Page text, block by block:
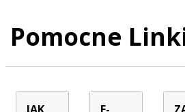
Pomocne
JAK
E-